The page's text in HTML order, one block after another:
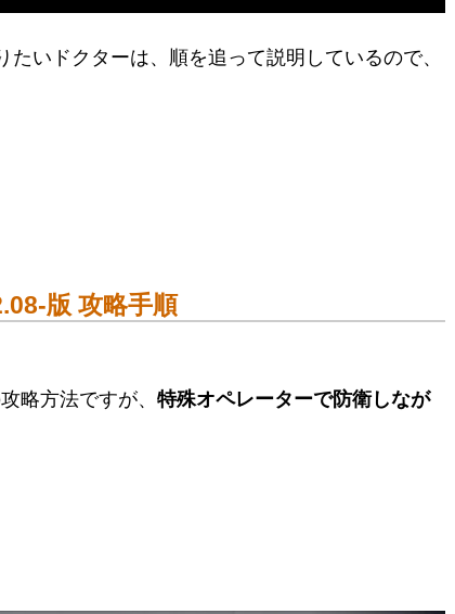
いドクターは、順を追って説明しているので、
版 攻略手順
略方法ですが、 特殊オペレーターで防衛しなが